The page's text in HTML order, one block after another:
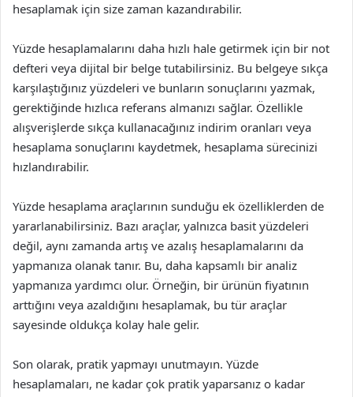
hesaplamak için size zaman kazandırabilir.
Yüzde hesaplamalarını daha hızlı hale getirmek için bir not
defteri veya dijital bir belge tutabilirsiniz. Bu belgeye sıkça
karşılaştığınız yüzdeleri ve bunların sonuçlarını yazmak,
gerektiğinde hızlıca referans almanızı sağlar. Özellikle
alışverişlerde sıkça kullanacağınız indirim oranları veya
hesaplama sonuçlarını kaydetmek, hesaplama sürecinizi
hızlandırabilir.
Yüzde hesaplama araçlarının sunduğu ek özelliklerden de
yararlanabilirsiniz. Bazı araçlar, yalnızca basit yüzdeleri
değil, aynı zamanda artış ve azalış hesaplamalarını da
yapmanıza olanak tanır. Bu, daha kapsamlı bir analiz
yapmanıza yardımcı olur. Örneğin, bir ürünün fiyatının
arttığını veya azaldığını hesaplamak, bu tür araçlar
sayesinde oldukça kolay hale gelir.
Son olarak, pratik yapmayı unutmayın. Yüzde
hesaplamaları, ne kadar çok pratik yaparsanız o kadar